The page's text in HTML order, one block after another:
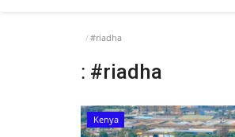
#riadha
: #riadha
Kenya